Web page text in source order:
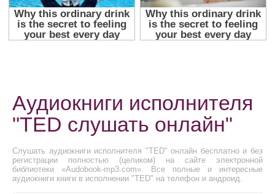
Аудиокниги исполнителя
"TED слушать онлайн"
Слушать аудиокниги исполнителя "TED" онлайн бесплатно и без
регистрации полностью (целиком) на сайте электронной
библиотеки «Audobook-mp3.com». Все полные и интересные
аудиокниги книги в исполнении "TED" на телефон и андроид.